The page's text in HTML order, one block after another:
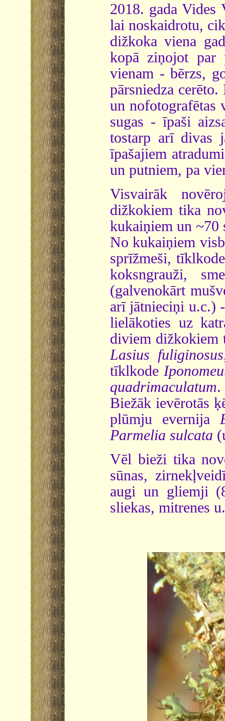
2018. gada
lai noskaidrotu,
dižkoka viena
kopā ziņojot
vienam - bērzs,
pārsniedza
un nofotografētas
sugas - īpaši
tostarp arī divas
īpašajiem
un putniem, pa
Visvairāk
dižkokiem tika
kukaiņiem un ~70
No kukaiņiem
sprīžmeši,
koksngrauži,
(galvenokārt
arī jātnieciņi u.c.)
lielākoties uz
diviem dižkokiem
Lasius fuliginosus
tīklkode
quadrimaculatum.
Biežāk ievērotās
plūmju evernija
Parmelia sulcata
Vēl bieži tika
sūnas,
augi un gliemji
sliekas, mitrenes